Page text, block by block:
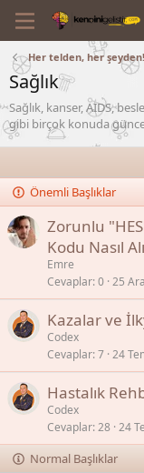
Her telden, her şeyden!
Sağlık
Sağlık, kanser, AIDS,
gibi birçok konuda
Önemli Başlıklar
Zorunlu
Kodu Nasıl
Emre
Cevaplar 0 25
Kazalar ve
Codex
Cevaplar 7 24
Hastalık
Codex
Cevaplar 28 24
Normal Başlıklar